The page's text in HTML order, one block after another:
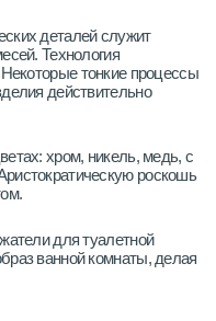
деталей служит
Технология
тонкие процессы
действительно
хром, никель, медь, с
роскошь
для туалетной
ванной комнаты, делая